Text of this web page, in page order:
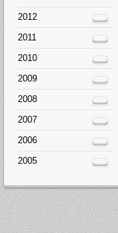
2012
2011
2010
2009
2008
2007
2006
2005